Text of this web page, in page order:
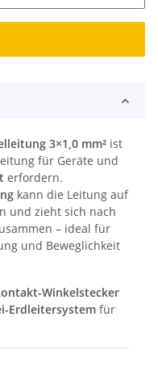
3×1,0 mm² ist
für Geräte und
erfordern.
kann die Leitung auf
und zieht sich nach
– ideal für
und Beweglichkeit
Winkelstecker
Erdleitersystem für